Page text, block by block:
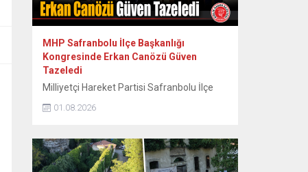
MHP Safranbolu İlçe Başkanlığı
Kongresinde Erkan Canözü Güven
Tazeledi
Milliyetçi Hareket Partisi Safranbolu İlçe
aday olarak seçime giren mevcut başkan
yeniden başkan seçildi. MHP Safranbolu
İlçe Teşkilatının 15. Olağan Kongresi, Sunal
Tülbentçi Öğretmenevi’nde yoğun bir
01.08.2026